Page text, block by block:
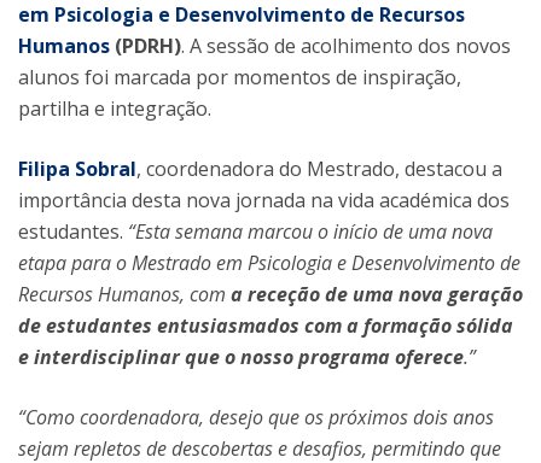
em Psicologia e Desenvolvimento de Recursos
Humanos (PDRH). A sessão de acolhimento dos novos
alunos foi marcada por momentos de inspiração,
partilha e integração.
Filipa Sobral, coordenadora do Mestrado, destacou a
importância desta nova jornada na vida académica dos
estudantes. “Esta semana marcou o início de uma nova
etapa para o Mestrado em Psicologia e Desenvolvimento de
Recursos Humanos, com a receção de uma nova geração
de estudantes entusiasmados com a formação sólida
e interdisciplinar que o nosso programa oferece.”
“Como coordenadora, desejo que os próximos dois anos
sejam repletos de descobertas e desafios, permitindo que